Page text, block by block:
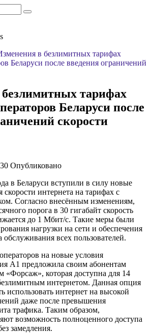
в безлимитных тарифах
Беларуси после введения ограничений
тарифах
Беларуси после
скорости
Опубликовано
в Беларуси вступили в силу новые
скорости интернета на тарифах с
Согласно внесённым изменениям,
порога в 30 гигабайт скорость
до 1 Мбит/с. Такие меры были
нагрузки на сети и обеспечения
обслуживания всех пользователей.
на новые условия
А1 предложила своим абонентам
«Форсаж», которая доступна для 14
интернетом. Данная опция
использовать интернет на высокой
даже после превышения
трафика. Таким образом,
возможность полноценного доступа
замедления.